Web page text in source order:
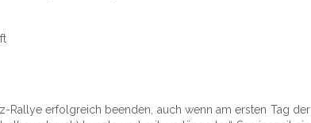
Rallye erfolgreich beenden, auch wenn am ersten Tag der